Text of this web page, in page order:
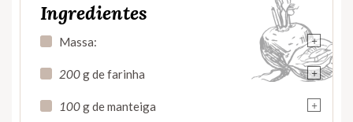
Ingredientes
+
Massa:
+
200g de farinha
+
100g de manteiga